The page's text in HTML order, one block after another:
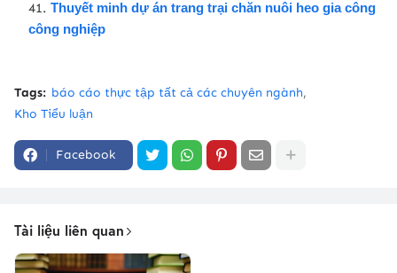
Thuyết minh dự án trang trại chăn nuôi heo gia công
công nghiệp
Tags: báo cáo thực tập tất cả các chuyên ngành
Kho Tiểu luận
Facebook
Tài liệu liên quan